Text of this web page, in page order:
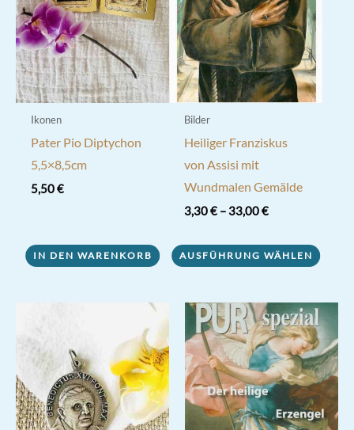
auf
der
Produktseite
gewählt
werden
Ikonen
Pater Pio Diptychon
5,5×8,5cm
5,50€
IN DEN WARENKORB
Bilder
Heiliger Franziskus
von Assisi mit
Wundmalen Gemälde
3,30€– 33,00€
AUSFÜHRUNG WÄHLEN
Produkt
mehrere
Varianten
auf.
Die
Optionen
können